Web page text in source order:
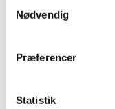
Nødvendig
Præferencer
Statistik